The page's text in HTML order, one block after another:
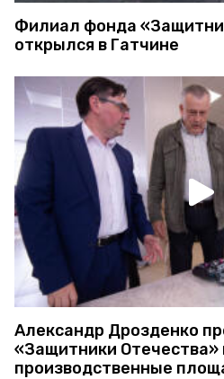
Филиал фонда
открылся в Гатчине
Александр Дрозденко
«Защитники Отечества»
производственные